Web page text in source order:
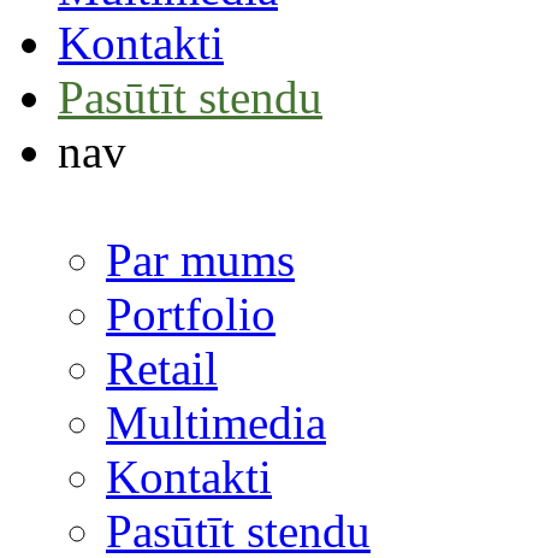
Kontakti
Pasūtīt stendu
nav
Par mums
Portfolio
Retail
Multimedia
Kontakti
Pasūtīt stendu